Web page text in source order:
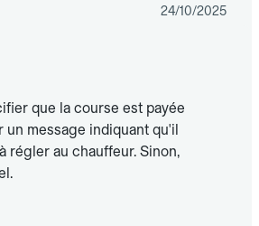
24/10/2025
que la course est payée
un message indiquant qu'il
régler au chauffeur. Sinon,